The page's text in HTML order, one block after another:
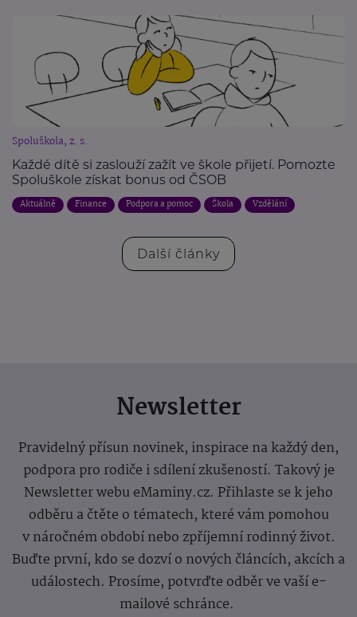
Spoluškola, z. s.
Každé dítě si zaslouží zažít ve škole přijetí. Pomozte
Spoluškole získat bonus od ČSOB
Aktuálně Finance Podpora a pomoc Škola Vzdělání
Další články
Newsletter
Pravidelný přísun novinek, inspirace na každý den,
podpora pro rodiče i sdílení zkušeností. Takový je
Newsletter webu eMaminy.cz. Přihlaste se k jeho
odběru a čtěte o tématech, které vám pomohou
v náročném období nebo zpříjemní rodinný život.
Buďte první, kdo se dozví o nových článcích, akcích a
událostech. Prosíme, potvrďte odběr ve vaší e-
mailové schránce.